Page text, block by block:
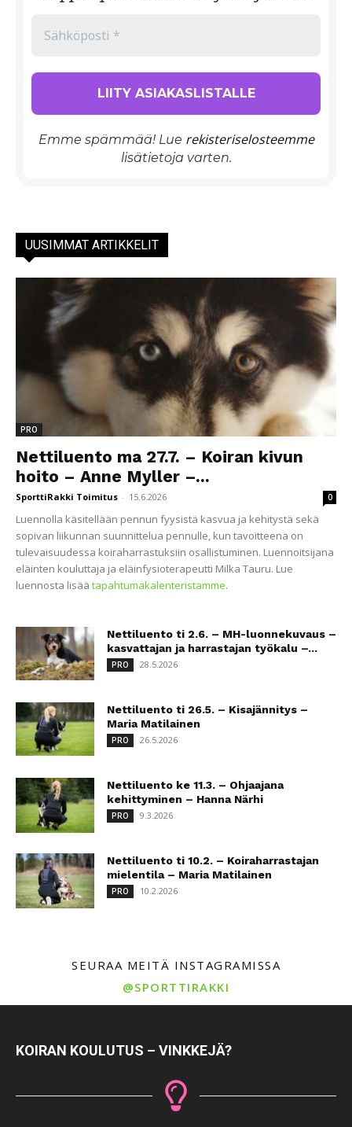
Emme spämmää! Lue rekisteriselosteemme
lisätietoja varten.
UUSIMMAT ARTIKKELIT
PRO
Nettiluento ma 27.7. – Koiran kivun
hoito – Anne Myller –...
SporttiRakki Toimitus - 15.6.2026 0
Luennolla käsitellään pennun fyysistä kasvua ja kehitystä sekä
sopivan liikunnan suunnittelua pennulle, kun tavoitteena on
tulevaisuudessa koiraharrastuksiin osallistuminen. Luennoitsijana
eläinten kouluttaja ja eläinfysioterapeutti Milka Tauru. Lue
luennosta lisää tapahtumakalenteristamme.
Nettiluento ti 2.6. – MH-luonnekuvaus –
kasvattajan ja harrastajan työkalu –...
PRO 28.5.2026
Nettiluento ti 26.5. – Kisajännitys –
Maria Matilainen
PRO 26.5.2026
Nettiluento ke 11.3. – Ohjaajana
kehittyminen – Hanna Närhi
PRO 9.3.2026
Nettiluento ti 10.2. – Koiraharrastajan
mielentila – Maria Matilainen
PRO 10.2.2026
SEURAA MEITÄ INSTAGRAMISSA
@SPORTTIRAKKI
KOIRAN KOULUTUS – VINKKEJÄ?